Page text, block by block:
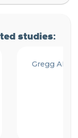
studies:
Gregg AR